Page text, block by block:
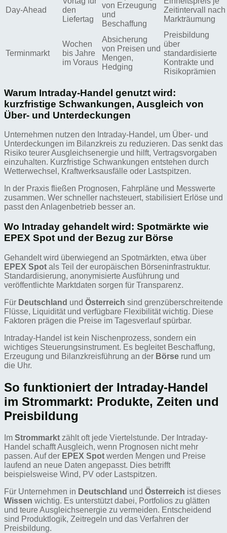
Day-Ahead
den
Liefertag
von Erzeugung
und
Beschaffung
Zeitintervall nach
Markträumung
Terminmarkt
Wochen
bis Jahre
im Voraus
Absicherung
von Preisen und
Mengen,
Hedging
Preisbildung
über
standardisierte
Kontrakte und
Risikoprämien
Warum Intraday-Handel genutzt wird:
kurzfristige Schwankungen, Ausgleich von
Über- und Unterdeckungen
Unternehmen nutzen den Intraday-Handel, um Über- und
Unterdeckungen im Bilanzkreis zu reduzieren. Das senkt das
Risiko teurer Ausgleichsenergie und hilft, Vertragsvorgaben
einzuhalten. Kurzfristige Schwankungen entstehen durch
Wetterwechsel, Kraftwerksausfälle oder Lastspitzen.
In der Praxis fließen Prognosen, Fahrpläne und Messwerte
zusammen. Wer schneller nachsteuert, stabilisiert Erlöse und
passt den Anlagenbetrieb besser an.
Wo Intraday gehandelt wird: Spotmärkte wie
EPEX Spot und der Bezug zur Börse
Gehandelt wird überwiegend an Spotmärkten, etwa über
EPEX Spot als Teil der europäischen Börseninfrastruktur.
Standardisierung, anonymisierte Ausführung und
veröffentlichte Marktdaten sorgen für Transparenz.
Für Deutschland und Österreich sind grenzüberschreitende
Flüsse, Liquidität und verfügbare Flexibilität wichtig. Diese
Faktoren prägen die Preise im Tagesverlauf spürbar.
Intraday-Handel ist kein Nischenprozess, sondern ein
wichtiges Steuerungsinstrument. Es begleitet Beschaffung,
Erzeugung und Bilanzkreisführung an der Börse rund um
die Uhr.
So funktioniert der Intraday-Handel
im Strommarkt: Produkte, Zeiten und
Preisbildung
Im Strommarkt zählt oft jede Viertelstunde. Der Intraday-
Handel schafft Ausgleich, wenn Prognosen nicht mehr
passen. Auf der EPEX Spot werden Mengen und Preise
laufend an neue Daten angepasst. Dies betrifft
beispielsweise Wind, PV oder Lastspitzen.
Für Unternehmen in Deutschland und Österreich ist dieses
Wissen wichtig. Es unterstützt dabei, Portfolios zu glätten
und teure Ausgleichsenergie zu vermeiden. Entscheidend
sind Produktlogik, Zeitregeln und das Verfahren der
Preisbildung.